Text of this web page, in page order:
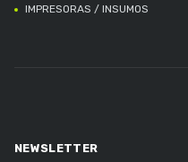
IMPRESORAS / INSUMOS
NEWSLETTER